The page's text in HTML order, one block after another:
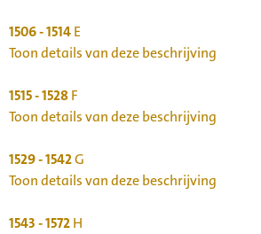
1506 - 1514E
Toon details van deze beschrijving
1515 - 1528F
Toon details van deze beschrijving
1529 - 1542G
Toon details van deze beschrijving
1543 - 1572H